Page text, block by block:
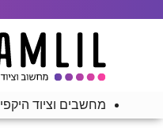
מחשבים וציוד היקפי